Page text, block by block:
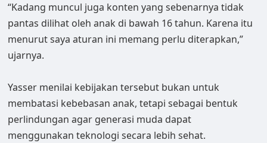
“Kadang muncul juga konten yang sebenarnya tidak
pantas dilihat oleh anak di bawah 16 tahun. Karena itu
menurut saya aturan ini memang perlu diterapkan,”
ujarnya.
Yasser menilai kebijakan tersebut bukan untuk
membatasi kebebasan anak, tetapi sebagai bentuk
perlindungan agar generasi muda dapat
menggunakan teknologi secara lebih sehat.